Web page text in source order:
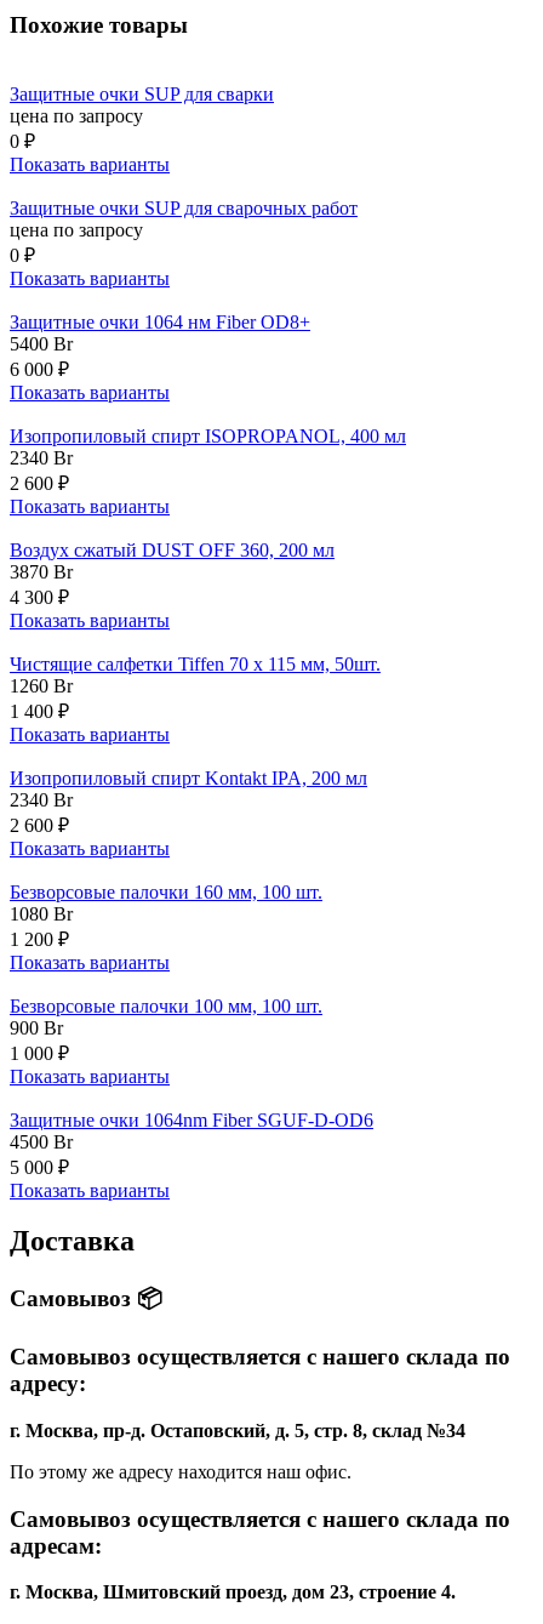
Похожие товары
Защитные очки SUP для сварки
цена по запросу
0 ₽
Показать варианты
Защитные очки SUP для сварочных работ
цена по запросу
0 ₽
Показать варианты
Защитные очки 1064 нм Fiber OD8+
5400 Br
6 000 ₽
Показать варианты
Изопропиловый спирт ISOPROPANOL, 400 мл
2340 Br
2 600 ₽
Показать варианты
Воздух сжатый DUST OFF 360, 200 мл
3870 Br
4 300 ₽
Показать варианты
Чистящие салфетки Tiffen 70 x 115 мм, 50шт.
1260 Br
1 400 ₽
Показать варианты
Изопропиловый спирт Kontakt IPA, 200 мл
2340 Br
2 600 ₽
Показать варианты
Безворсовые палочки 160 мм, 100 шт.
1080 Br
1 200 ₽
Показать варианты
Безворсовые палочки 100 мм, 100 шт.
900 Br
1 000 ₽
Показать варианты
Защитные очки 1064nm Fiber SGUF-D-OD6
4500 Br
5 000 ₽
Показать варианты
Доставка
Самовывоз 📦
Самовывоз осуществляется с нашего склада по
адресу:
г. Москва, пр-д. Остаповский, д. 5, стр. 8, склад №34
По этому же адресу находится наш офис.
Самовывоз осуществляется с нашего склада по
адресам:
г. Москва, Шмитовский проезд, дом 23, строение 4.